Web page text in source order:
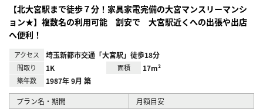
【北大宮駅まで徒歩７分！家具家電完備の大宮マンスリーマンシ
ョン★】複数名の利用可能 割安で 大宮駅近くへの出張や出店
へ便利！
アクセス 埼玉新都市交通「大宮駅」徒歩18分
間取り 1K 面積 17m²
築年数 1987年 9月 築
プラン名・期間 月額目安